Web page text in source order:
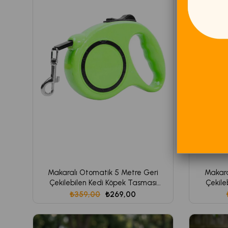
Makaralı Otomatik 5 Metre Geri
Çekilebilen Kedi Köpek Tasması
Makaralı 5 METRE
₺269,00
₺359,00